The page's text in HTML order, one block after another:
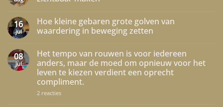
op
Complimenten
aan
het
positieve
zichtbaar
maken
16
jul
Hoe kleine gebaren grote golven van
waardering in beweging zetten
op
Hoe
kleine
gebaren
grote
golven
van
08
jul
Het tempo van rouwen is voor iedereen
anders, maar de moed om opnieuw voor het
leven te kiezen verdient een oprecht
compliment.
2 reactiesop